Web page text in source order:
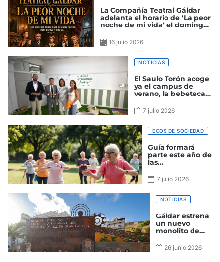
La Compañía Teatral Gáldar
adelanta el horario de ‘La peor
noche de mi vida’ el domingo
16 julio 2026
NOTICIAS
El Saulo Torón acoge
ya el campus de
verano, la bebeteca y
Gáldar’
7 julio 2026
ECOS DE SOCIEDAD
Guía formará
parte este año de
las
Canarias
7 julio 2026
NOTICIAS
Gáldar estrena
un nuevo
monolito de
inspirado en las
pintaderas,
26 junio 2026